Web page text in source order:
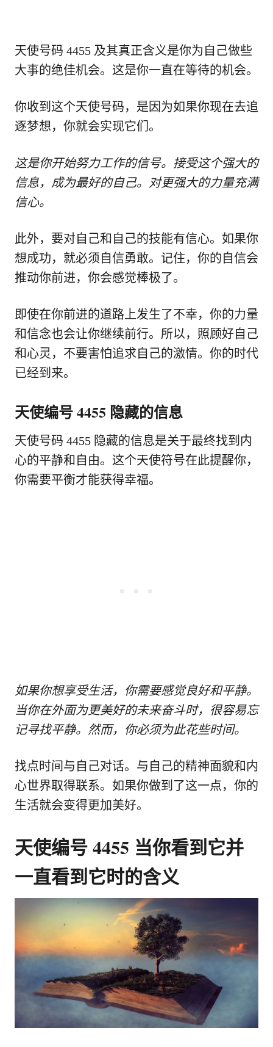
天使号码 4455 及其真正含义是你为自己做些
大事的绝佳机会。这是你一直在等待的机会。
你收到这个天使号码，是因为如果你现在去追
逐梦想，你就会实现它们。
这是你开始努力工作的信号。接受这个强大的
信息，成为最好的自己。对更强大的力量充满
信心。
此外，要对自己和自己的技能有信心。如果你
想成功，就必须自信勇敢。记住，你的自信会
推动你前进，你会感觉棒极了。
即使在你前进的道路上发生了不幸，你的力量
和信念也会让你继续前行。所以，照顾好自己
和心灵，不要害怕追求自己的激情。你的时代
已经到来。
天使编号 4455 隐藏的信息
天使号码 4455 隐藏的信息是关于最终找到内
心的平静和自由。这个天使符号在此提醒你，
你需要平衡才能获得幸福。
如果你想享受生活，你需要感觉良好和平静。
当你在外面为更美好的未来奋斗时，很容易忘
记寻找平静。然而，你必须为此花些时间。
找点时间与自己对话。与自己的精神面貌和内
心世界取得联系。如果你做到了这一点，你的
生活就会变得更加美好。
天使编号 4455 当你看到它并
一直看到它时的含义